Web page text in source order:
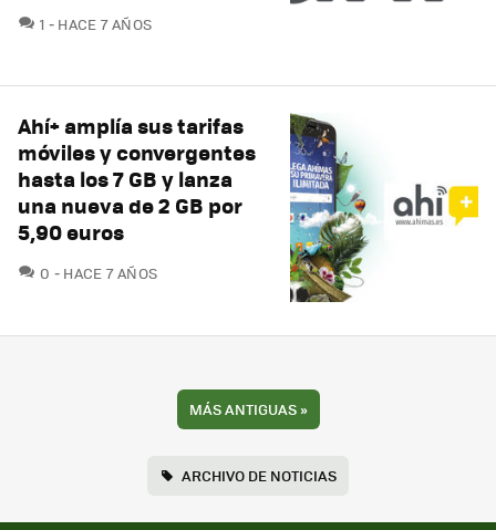
1 COMENTARIOS
HACE 7 AÑOS
Ahí+ amplía sus tarifas
móviles y convergentes
hasta los 7 GB y lanza
una nueva de 2 GB por
5,90 euros
0 COMENTARIOS
HACE 7 AÑOS
MÁS ANTIGUAS»
ARCHIVO DE NOTICIAS